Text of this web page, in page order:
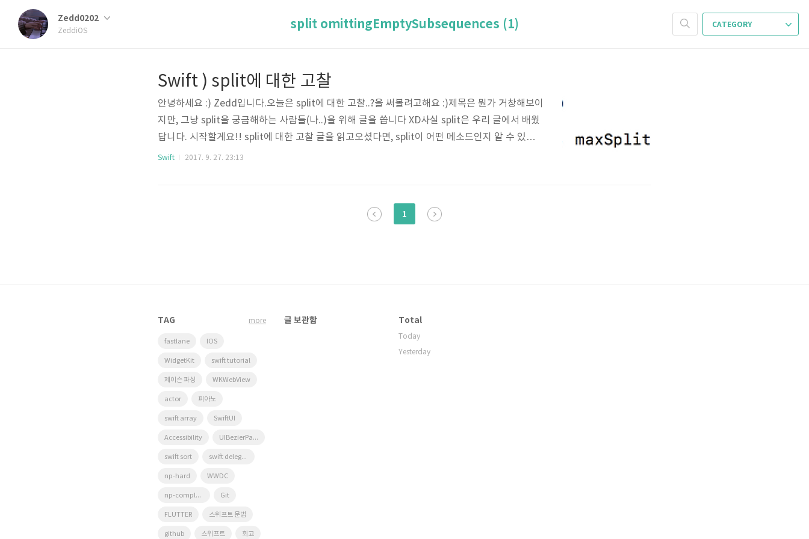
Zedd0202
ZeddiOS
CATEGORY
split omittingEmptySubsequences (1)
Swift ) split에 대한 고찰
안녕하세요 :) Zedd입니다.오늘은 split에 대한 고찰..?을 써볼려고해요 :)제목은 뭔가 거창해보이
지만, 그냥 split을 궁금해하는 사람들(나..)을 위해 글을 씁니다 XD사실 split은 우리 글에서 배웠
답니다. 시작할게요!! split에 대한 고찰 글을 읽고오셨다면, split이 어떤 메소드인지 알 수 있을거
에요.꼭 읽고오세요!근데 뭘 고찰하냐;; 이건 이따가 말씀드릴게요! 먼저 split에는 크게 4가지의
Swift 2017. 9. 27. 23:13
1
TAG
fastlane IOS
WidgetKit swift tutorial
제이슨 파싱 WKWebView
actor 피아노
swift array SwiftUI
Accessibility UIBezierPath
swift sort swift delegate
np-hard WWDC
np-complete Git
FLUTTER 스위프트 문법
github 스위프트 회고
more 글 보관함 Total
Today
Yesterday